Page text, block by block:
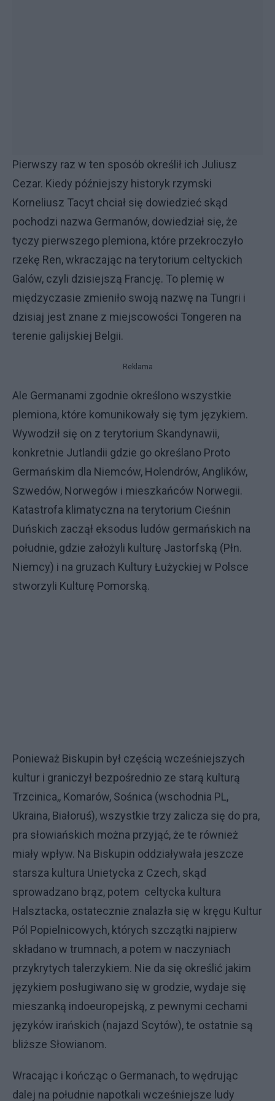
Pierwszy raz w ten sposób określił ich Juliusz
Cezar. Kiedy późniejszy historyk rzymski
Korneliusz Tacyt chciał się dowiedzieć skąd
pochodzi nazwa Germanów, dowiedział się, że
tyczy pierwszego plemiona, które przekroczyło
rzekę Ren, wkraczając na terytorium celtyckich
Galów, czyli dzisiejszą Francję. To plemię w
międzyczasie zmieniło swoją nazwę na Tungri i
dzisiaj jest znane z miejscowości Tongeren na
terenie galijskiej Belgii.
Reklama
Ale Germanami zgodnie określono wszystkie
plemiona, które komunikowały się tym językiem.
Wywodził się on z terytorium Skandynawii,
konkretnie Jutlandii gdzie go określano Proto
Germańskim dla Niemców, Holendrów, Anglików,
Szwedów, Norwegów i mieszkańców Norwegii.
Katastrofa klimatyczna na terytorium Cieśnin
Duńskich zaczął eksodus ludów germańskich na
południe, gdzie założyli kulturę Jastorfską (Płn.
Niemcy) i na gruzach Kultury Łużyckiej w Polsce
stworzyli Kulturę Pomorską.
Ponieważ Biskupin był częścią wcześniejszych
kultur i graniczył bezpośrednio ze starą kulturą
Trzcinica,, Komarów, Sośnica (wschodnia PL,
Ukraina, Białoruś), wszystkie trzy zalicza się do pra,
pra słowiańskich można przyjąć, że te również
miały wpływ. Na Biskupin oddziaływała jeszcze
starsza kultura Unietycka z Czech, skąd
sprowadzano brąz, potem celtycka kultura
Halsztacka, ostatecznie znalazła się w kręgu Kultur
Pól Popielnicowych, których szczątki najpierw
składano w trumnach, a potem w naczyniach
przykrytych talerzykiem. Nie da się określić jakim
językiem posługiwano się w grodzie, wydaje się
mieszanką indoeuropejską, z pewnymi cechami
języków irańskich (najazd Scytów), te ostatnie są
bliższe Słowianom.
Wracając i kończąc o Germanach, to wędrując
dalej na południe napotkali wcześniejsze ludy